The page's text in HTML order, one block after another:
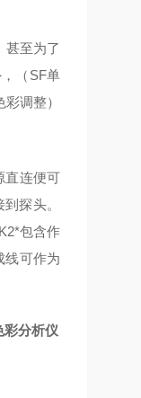
甚至为了
（SF单
调整）
直连便可
探头。
包含作
线可作为
彩分析仪